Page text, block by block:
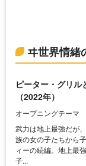
ヰ世界情緒
ピーター・グリ
（2022年）
オープニングテーマ
武力は地上最強だが
族の女の子たちから
ィーの続編。地上最
子...